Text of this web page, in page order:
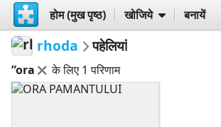
होम (मुख पृष्ठ) खोजिये बनायें
rhoda पहेलियां
”ora
के लिए 1 परिणाम